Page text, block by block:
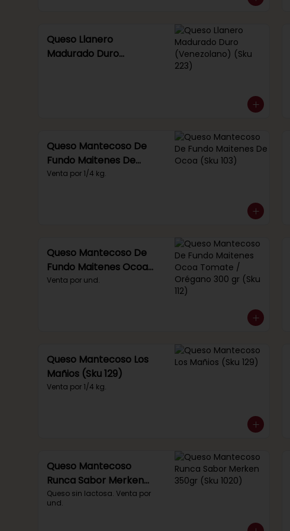
Queso Llanero
Madurado Duro
Queso Mantecoso De
Fundo Maitenes De
Ocoa (Sku 103)
Venta por 1/4 kg.
Queso Mantecoso De
Fundo Maitenes Ocoa
Tomate / Orégano 300
Venta por und.
Queso Mantecoso Los
Mañios (Sku 129)
Venta por 1/4 kg.
Queso Mantecoso
Runca Sabor Merken
350gr (Sku 1020)
Queso sin lactosa. Venta por
und.